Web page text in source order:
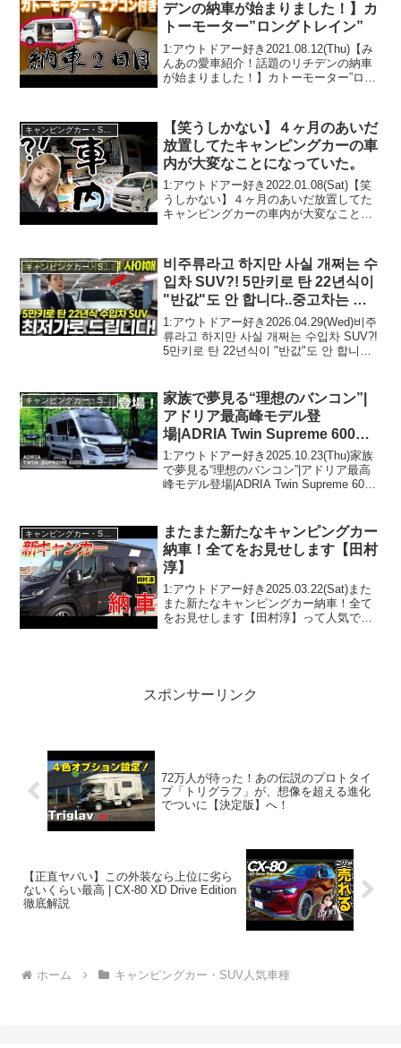
デンの納車が始まりました！】カ
トーモーター”ロングトレイン”
1:アウトドアー好き2021.08.12(Thu)【み
んあの愛車紹介！話題のリチデンの納車
が始まりました！】カトーモーター”ロン
2021.08.12(Thu)この動画は...
キャンピングカー・SUV人気車種
【笑うしかない】４ヶ月のあいだ
放置してたキャンピングカーの車
内が大変なことになっていた。
1:アウトドアー好き2022.01.08(Sat)【笑
うしかない】４ヶ月のあいだ放置してた
キャンピングカーの車内が大変なことに
2022.01.08(Sat)この動画は注...
キャンピングカー・SUV人気車種
비주류라고 하지만 사실 개쩌는 수
입차 SUV?! 5만키로 탄 22년식이
"반값"도 안 합니다..중고차는 이
런 걸 사셔야 해요! 최저가로 드립
니다!
1:アウトドアー好き2026.04.29(Wed)비주
류라고 하지만 사실 개쩌는 수입차 SUV?!
5만키로 탄 22년식이 "반값"도 안 합니다..
逃...
キャンピングカー・SUV人気車種
家族で夢見る“理想のバンコン”|
アドリア最高峰モデル登
場|ADRIA Twin Supreme 600
SBX
1:アウトドアー好き2025.10.23(Thu)家族
で夢見る“理想のバンコン”|アドリア最高
峰モデル登場|ADRIA Twin Supreme 600
キャンピングカー・SUV人気車種
またまた新たなキャンピングカー
納車！全てをお見せします【田村
淳】
1:アウトドアー好き2025.03.22(Sat)また
また新たなキャンピングカー納車！全て
をお見せします【田村淳】って人気で話
スポンサーリンク
72万人が待った！あの伝説のプロトタイ
プ「トリグラフ」が、想像を超える進化
でついに【決定版】へ！
【正直ヤバい】この外装なら上位に劣ら
ないくらい最高 | CX-80 XD Drive Edition
徹底解説
ホーム キャンピングカー・SUV人気車種